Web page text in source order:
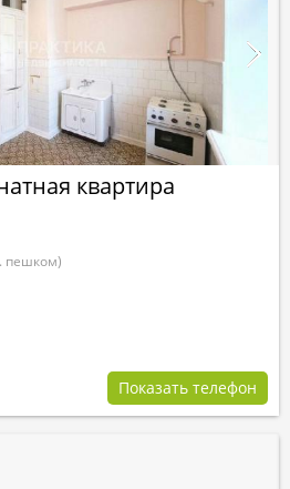
квартира
пешком)
Показать телефон